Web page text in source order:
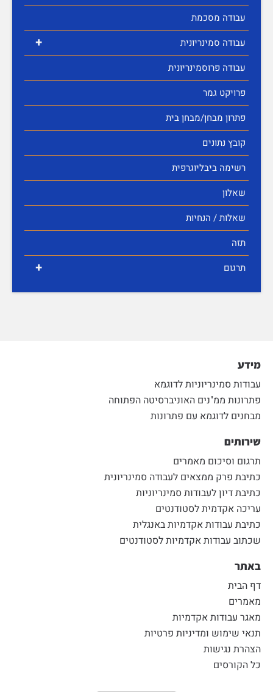
עבודה מסכמת
+
עבודה סמינריונית
עבודה פרוסמינריונית
פרויקט גמר
פתרון מבחן/מבחן בית
קובץ נתונים
רשימה ביבליוגרפית
שאלון
שאלות / הנחיות
תזה
+ תרגום
מידע
עבודות סמינריוניות לדוגמא
פתרונות ממ"נים האוניברסיטה הפתוחה
מבחנים לדוגמא עם פתרונות
שירותים
תרגום וסיכום מאמרים
כתיבת פרק ממצאים לעבודה סמינריונית
כתיבת דיון לעבודות סמינריוניות
עריכה אקדמית לסטודנטים
כתיבת עבודות אקדמיות באנגלית
שכתוב עבודות אקדמיות לסטודנטים
באתר
דף הבית
מאמרים
מאגר עבודות אקדמיות
תנאי שימוש ומדיניות פרטיות
הצהרת נגישות
כל הקורסים